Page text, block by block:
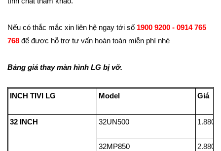
Nếu có thắc mắc xin liên hệ ngay tới số 1900 9200 - 0914 765
768 để được hỗ trợ tư vấn hoàn toàn miễn phí nhé
Bảng giá thay màn hình LG bị vỡ.
INCH TIVI LG Model
32 INCH 32UN500
32MP850